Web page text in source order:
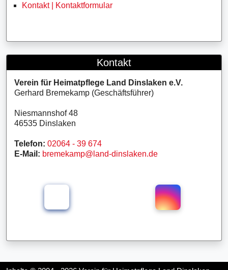
Kontakt | Kontaktformular
Kontakt
Verein für Heimatpflege Land Dinslaken e.V.
Gerhard Bremekamp (Geschäftsführer)
Niesmannshof 48
46535 Dinslaken
Telefon: 02064 - 39 674
E-Mail: bremekamp@land-dinslaken.de